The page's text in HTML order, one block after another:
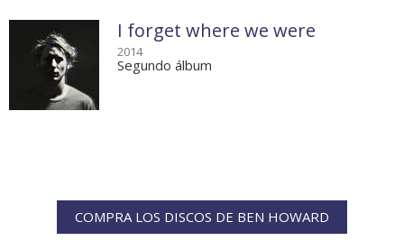
I forget where we were
2014
Segundo álbum
COMPRA LOS DISCOS DE BEN HOWARD